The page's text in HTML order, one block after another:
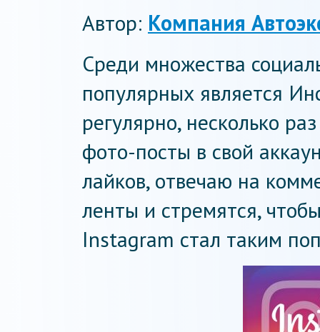
Автор: Компания
Среди множества
популярных является
регулярно, несколько
фото-посты в свой
лайков, отвечаю на
ленты и стремятся,
Instagram стал таким